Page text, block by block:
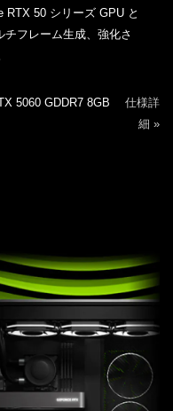
RTX 50 シリーズ GPU と
フレーム生成、強化さ
5060 GDDR7 8GB 仕様詳
細 »